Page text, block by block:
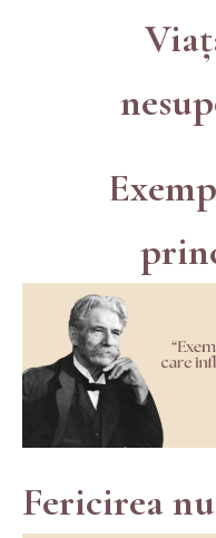
Fericirea